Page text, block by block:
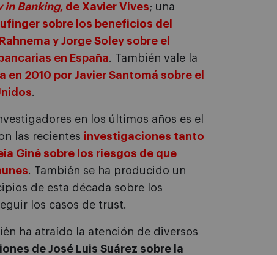
in Banking, de Xavier Vives; una
sobre los beneficios del
y Jorge Soley sobre el
en España. También vale la
2010 por Javier Santomá sobre el
.
en los últimos años es el
las recientes investigaciones tanto
Giné sobre los riesgos de que
. También se ha producido un
de esta década sobre los
los casos de trust.
ha atraído la atención de diversos
de José Luis Suárez sobre la